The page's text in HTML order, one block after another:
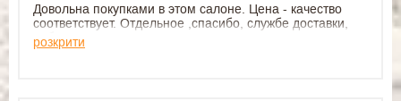
Довольна покупками в этом салоне. Цена - качество
соответствует. Отдельное ,спасибо, службе доставки,
ребята молодцы. Буду советовать знакомым.
Менеджеры - умницы!
розкрити